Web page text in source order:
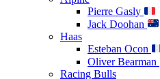
Pierre Gasly
Jack Doohan
Haas
Esteban Ocon
Oliver Bearman
Racing Bulls